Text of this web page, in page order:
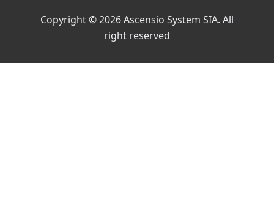
Copyright © 2026 Ascensio System SIA. All
right reserved